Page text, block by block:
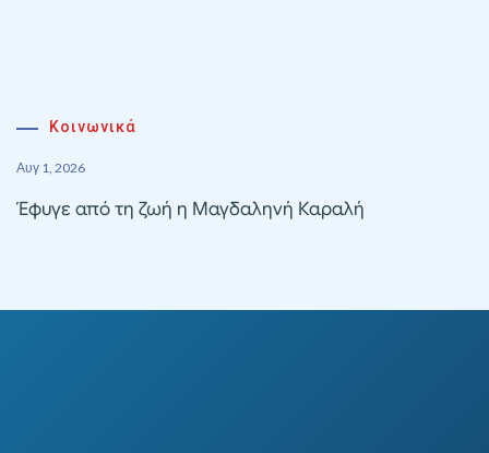
Κοινωνικά
Αυγ 1, 2026
Έφυγε από τη ζωή η Μαγδαληνή Καραλή